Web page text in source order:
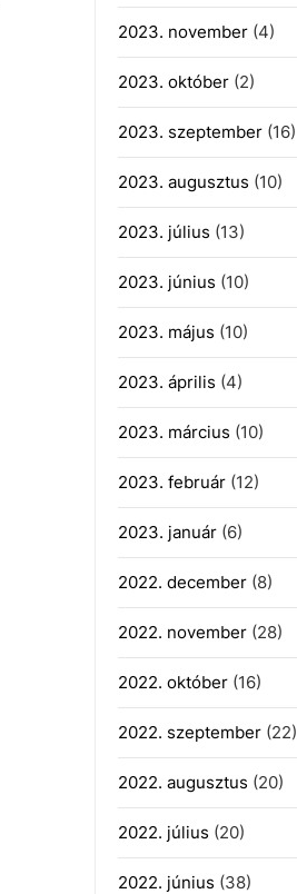
2023. november(4)
2023. október(2)
2023. szeptember(16)
2023. augusztus (10)
2023. július (13)
2023. június (10)
2023. május (10)
2023. április (4)
2023. március (10)
2023. február(12)
2023. január(6)
2022. december(8)
2022. november(28)
2022. október(16)
2022. szeptember(22)
2022. augusztus (20)
2022. július (20)
2022. június (38)